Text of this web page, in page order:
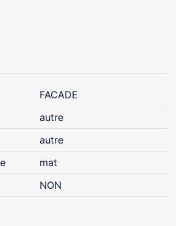
FACADE
autre
autre
mat
NON